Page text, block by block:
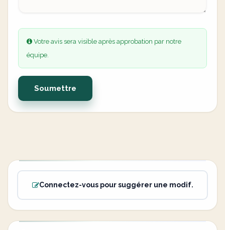
Votre avis sera visible après approbation par notre
équipe.
Soumettre
Connectez-vous pour suggérer une modif.